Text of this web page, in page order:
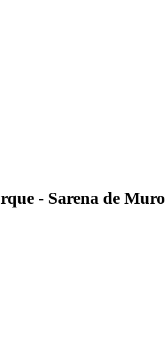
- Sarena de Muro